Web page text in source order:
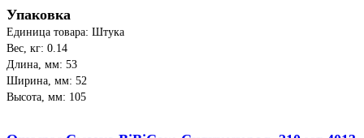
Упаковка
Единица товара: Штука
Вес, кг: 0.14
Длина, мм: 53
Ширина, мм: 52
Высота, мм: 105